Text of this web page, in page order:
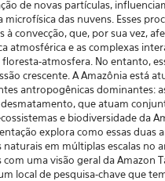
de novas partículas,
das nuvens. Esses
convecção, que, por sua vez,
atmosférica e as complexas
atmosfera. No entanto,
crescente. A Amazônia está
antropogênicas dominantes:
que atuam
e biodiversidade da
explora como essas duas
em múltiplas escalas no
uma visão geral da Amazon
local de pesquisa-chave que